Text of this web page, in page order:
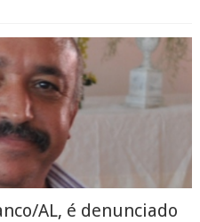
AL, é denunciado